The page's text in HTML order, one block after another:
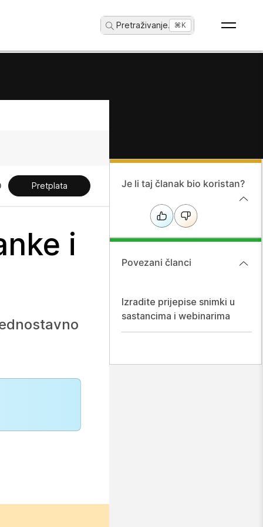
Pretraživanje... ⌘K
Pretplata
i
Je li taj članak bio koristan?
Povezani članci
Izradite prijepise snimki u
sastancima i webinarima